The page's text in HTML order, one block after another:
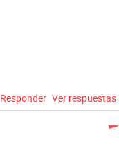
Responder Ver respuestas